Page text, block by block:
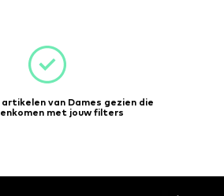
van Dames gezien die
met jouw filters